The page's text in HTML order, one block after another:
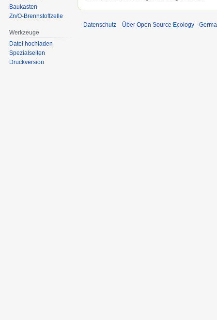
Baukasten
Zn/O-Brennstoffzelle
Werkzeuge
Datei hochladen
Spezialseiten
Druckversion
Datenschutz Über Open Source Ecology -